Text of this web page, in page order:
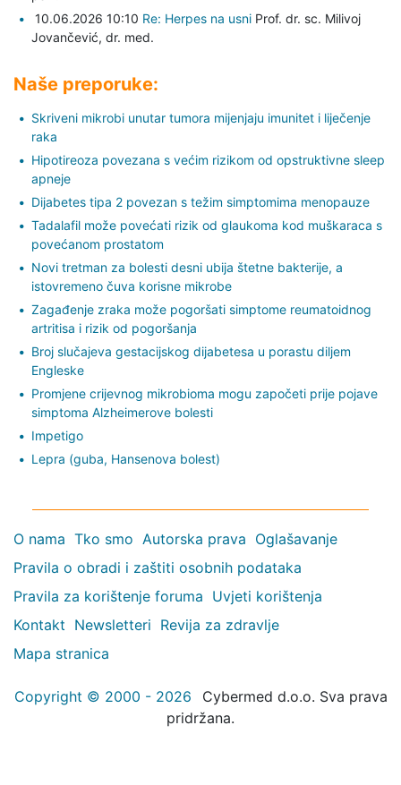
10.06.2026 10:10 Re: Herpes na usni Prof. dr. sc. Milivoj
Jovančević, dr. med.
Naše preporuke:
Skriveni mikrobi unutar tumora mijenjaju imunitet i liječenje
raka
Hipotireoza povezana s većim rizikom od opstruktivne sleep
apneje
Dijabetes tipa 2 povezan s težim simptomima menopauze
Tadalafil može povećati rizik od glaukoma kod muškaraca s
povećanom prostatom
Novi tretman za bolesti desni ubija štetne bakterije, a
istovremeno čuva korisne mikrobe
Zagađenje zraka može pogoršati simptome reumatoidnog
artritisa i rizik od pogoršanja
Broj slučajeva gestacijskog dijabetesa u porastu diljem
Engleske
Promjene crijevnog mikrobioma mogu započeti prije pojave
simptoma Alzheimerove bolesti
Impetigo
Lepra (guba, Hansenova bolest)
O nama Tko smo Autorska prava Oglašavanje
Pravila o obradi i zaštiti osobnih podataka
Pravila za korištenje foruma Uvjeti korištenja
Kontakt Newsletteri Revija za zdravlje
Mapa stranica
Copyright © 2000 - 2026
Cybermed d.o.o. Sva prava
pridržana.